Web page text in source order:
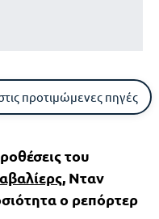
προτιμώμενες πηγές
του
, Νταν
ο ρεπόρτερ